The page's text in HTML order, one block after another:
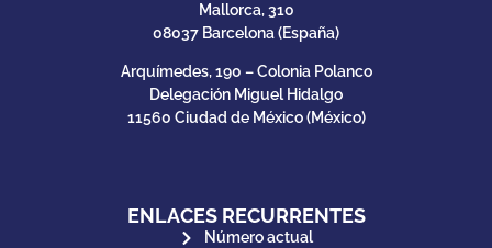
Mallorca, 310
08037 Barcelona (España)
Arquímedes, 190 – Colonia Polanco
Delegación Miguel Hidalgo
11560 Ciudad de México (México)
ENLACES RECURRENTES
Número actual